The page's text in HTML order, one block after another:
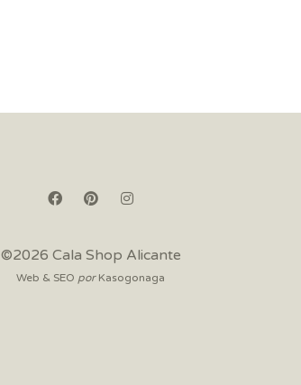
©2026 Cala Shop Alicante
Web & SEO por Kasogonaga